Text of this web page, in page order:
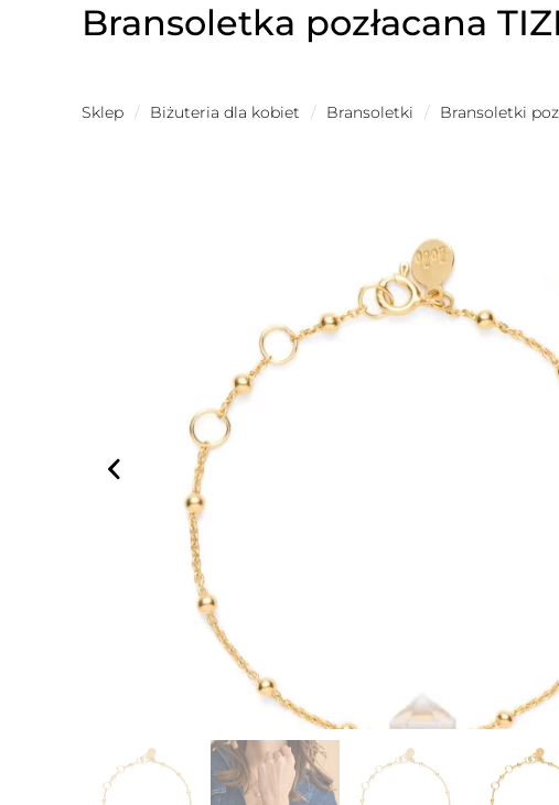
Bransoletka pozłacana
Sklep / Biżuteria dla kobiet / Bransoletki / Bransoletki